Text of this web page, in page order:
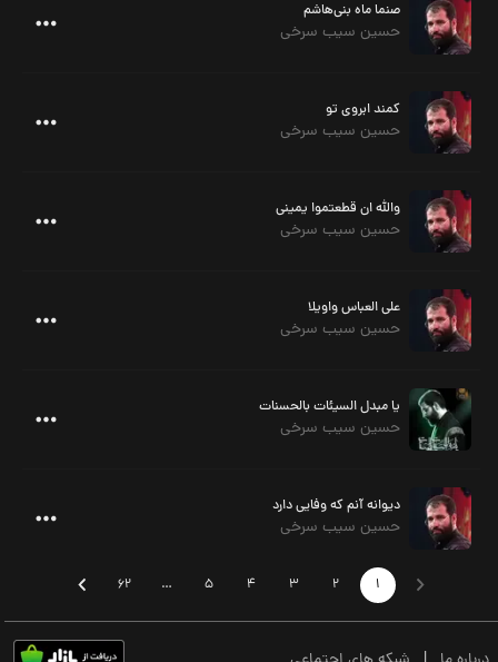
صنما ماه بنی‌هاشم
حسین سیب سرخی
کمند ابروی تو
حسین سیب سرخی
والله ان قطعتموا یمینی
حسین سیب سرخی
علی العباس واویلا
حسین سیب سرخی
یا مبدل السیئات بالحسنات
حسین سیب سرخی
دیوانه آنم که وفایی دارد
حسین سیب سرخی
1
2
3
4
5
…
62